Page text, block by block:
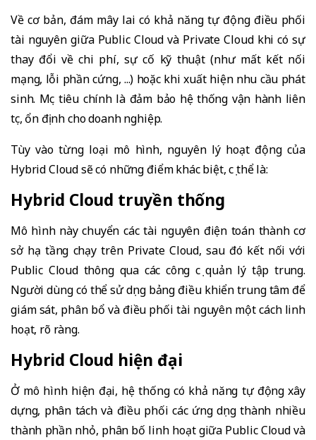
Về cơ bản, đám mây lai có khả năng tự động điều phối
tài nguyên giữa Public Cloud và Private Cloud khi có sự
thay đổi về chi phí, sự cố kỹ thuật (như mất kết nối
mạng, lỗi phần cứng, ...) hoặc khi xuất hiện nhu cầu phát
sinh. Mục tiêu chính là đảm bảo hệ thống vận hành liên
tục, ổn định cho doanh nghiệp.
Tùy vào từng loại mô hình, nguyên lý hoạt động của
Hybrid Cloud sẽ có những điểm khác biệt, cụ thể là:
Hybrid Cloud truyền thống
Mô hình này chuyển các tài nguyên điện toán thành cơ
sở hạ tầng chạy trên Private Cloud, sau đó kết nối với
Public Cloud thông qua các công cụ quản lý tập trung.
Người dùng có thể sử dụng bảng điều khiển trung tâm để
giám sát, phân bổ và điều phối tài nguyên một cách linh
hoạt, rõ ràng.
Hybrid Cloud hiện đại
Ở mô hình hiện đại, hệ thống có khả năng tự động xây
dựng, phân tách và điều phối các ứng dụng thành nhiều
thành phần nhỏ, phân bố linh hoạt giữa Public Cloud và